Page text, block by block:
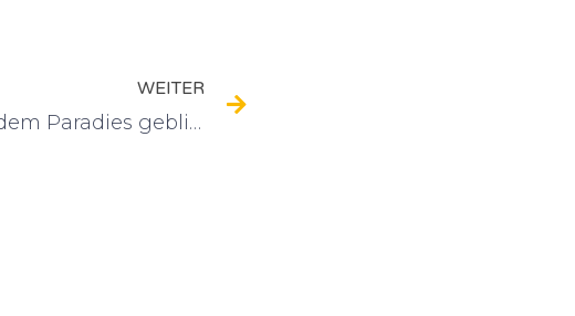
WEITER
Was ist uns aus dem Paradies geblieben? Das Lachen der Kinder!